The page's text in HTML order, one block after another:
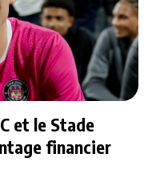
et le Stade
financier